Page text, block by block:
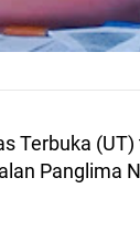
Terbuka
Panglima